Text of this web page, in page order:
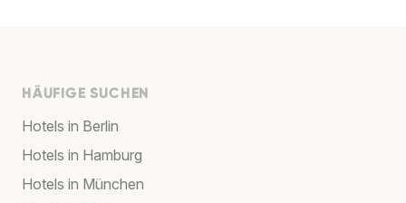
HÄUFIGE SUCHEN
Hotels in Berlin
Hotels in Hamburg
Hotels in München